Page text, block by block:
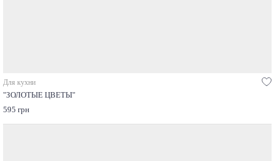
Для кухни
"ЗОЛОТЫЕ ЦВЕТЫ"
595 грн